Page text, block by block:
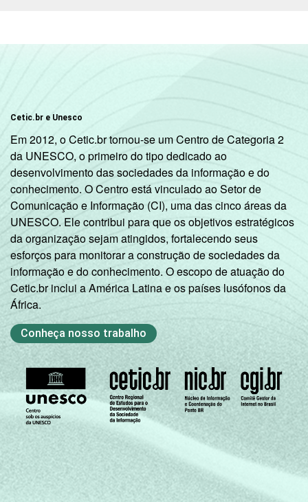
Cetic.br e Unesco
Em 2012, o Cetic.br tornou-se um Centro de Categoria 2
da UNESCO, o primeiro do tipo dedicado ao
desenvolvimento das sociedades da informação e do
conhecimento. O Centro está vinculado ao Setor de
Comunicação e Informação (CI), uma das cinco áreas da
UNESCO. Ele contribui para que os objetivos estratégicos
da organização sejam atingidos, fortalecendo seus
esforços para monitorar a construção de sociedades da
informação e do conhecimento. O escopo de atuação do
Cetic.br inclui a América Latina e os países lusófonos da
África.
Conheça nosso trabalho